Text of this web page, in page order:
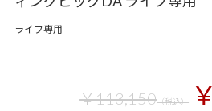
ライフ専用
￥113,150（税込）